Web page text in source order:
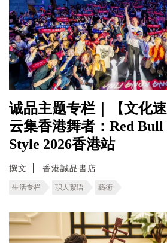
诚品主题专栏｜【文化
云集香港舞者：Red Bull
Style 2026香港站
撰文 香港誠品書店
生活专栏 职人絮语 藝術